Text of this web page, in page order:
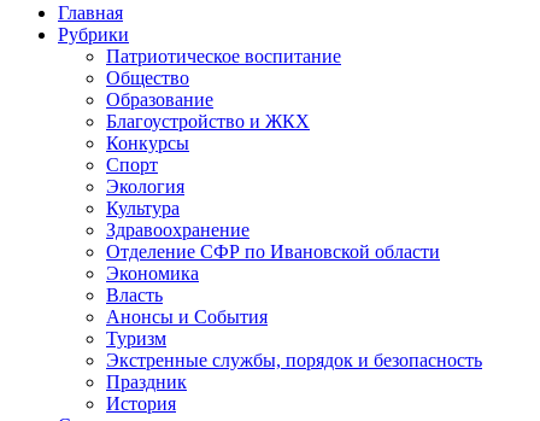
Промотать
содержимому
Главная
Рубрики
Патриотическое воспитание
Общество
Образование
Благоустройство и ЖКХ
Конкурсы
Спорт
Экология
Культура
Здравоохранение
Отделение СФР по Ивановской области
Экономика
Власть
Анонсы и События
Туризм
Экстренные службы, порядок и безопасность
Праздник
История